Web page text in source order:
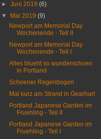
►Juni 2019(6)
▼
Mai 2019(9)
Newport am Memorial Day
Wochenende - Teil II
Newport am Memorial Day
Wochenende - Teil I
Alles blueht so wunderschoen
in Portland
Schoener Regenbogen
Mal kurz am Strand in Gearhart
Portland Japanese Garden im
Fruehling - Teil II
Portland Japanese Garden im
Fruehling - Teil I